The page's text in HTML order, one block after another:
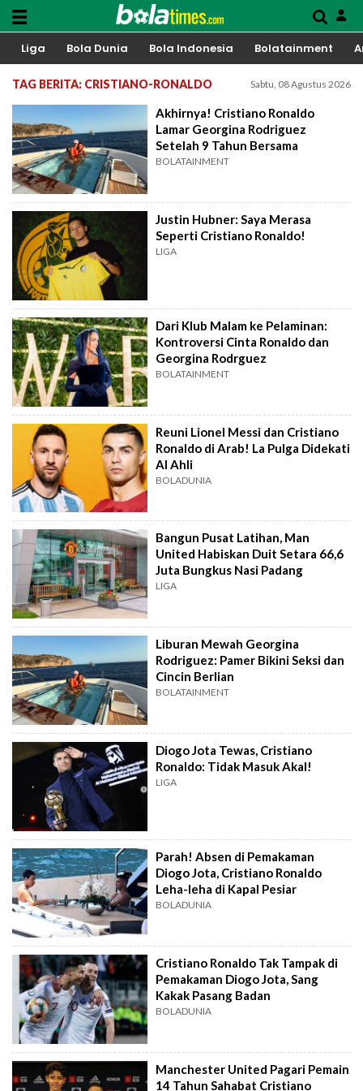
Liga Bola Dunia Bola Indonesia Bolatainment
TAG BERITA: CRISTIANO-RONALDO Sabtu, 08 Agustus 2026
Akhirnya! Cristiano Ronaldo
Lamar Georgina Rodriguez
Setelah 9 Tahun Bersama
BOLATAINMENT
Justin Hubner: Saya Merasa
Seperti Cristiano Ronaldo!
LIGA
Dari Klub Malam ke Pelaminan:
Kontroversi Cinta Ronaldo dan
Georgina Rodrguez
BOLATAINMENT
Reuni Lionel Messi dan Cristiano
Ronaldo di Arab! La Pulga Didekati
Al Ahli
BOLADUNIA
Bangun Pusat Latihan, Man
United Habiskan Duit Setara 66,6
Juta Bungkus Nasi Padang
LIGA
Liburan Mewah Georgina
Rodriguez: Pamer Bikini Seksi dan
Cincin Berlian
BOLATAINMENT
Diogo Jota Tewas, Cristiano
Ronaldo: Tidak Masuk Akal!
LIGA
Parah! Absen di Pemakaman
Diogo Jota, Cristiano Ronaldo
Leha-leha di Kapal Pesiar
BOLADUNIA
Cristiano Ronaldo Tak Tampak di
Pemakaman Diogo Jota, Sang
Kakak Pasang Badan
BOLADUNIA
Manchester United Pagari Pemain
14 Tahun Sahabat Cristiano